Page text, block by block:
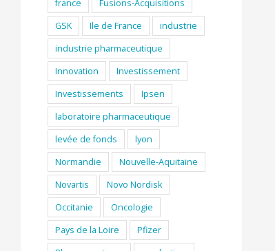
france
Fusions-Acquisitions
GSK
Ile de France
industrie
industrie pharmaceutique
Innovation
Investissement
Investissements
Ipsen
laboratoire pharmaceutique
levée de fonds
lyon
Normandie
Nouvelle-Aquitaine
Novartis
Novo Nordisk
Occitanie
Oncologie
Pays de la Loire
Pfizer